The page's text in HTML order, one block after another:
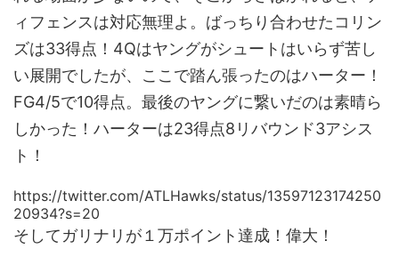
ィフェンスは対応無理よ。ばっちり合わせたコリン
ズは33得点！4Qはヤングがシュートはいらず苦し
い展開でしたが、ここで踏ん張ったのはハーター！
FG4/5で10得点。最後のヤングに繋いだのは素晴ら
しかった！ハーターは23得点8リバウンド3アシス
ト！
https://twitter.com/ATLHawks/status/13597123174250
20934?s=20
そしてガリナリが１万ポイント達成！偉大！